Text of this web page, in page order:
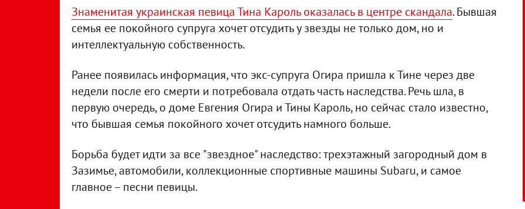
Знаменитая украинская певица Тина Кароль оказалась в центре скандала. Бывшая
семья ее покойного супруга хочет отсудить у звезды не только дом, но и
интеллектуальную собственность.
Ранее появилась информация, что экс-супруга Огира пришла к Тине через две
недели после его смерти и потребовала отдать часть наследства. Речь шла, в
первую очередь, о доме Евгения Огира и Тины Кароль, но сейчас стало известно,
что бывшая семья покойного хочет отсудить намного больше.
Борьба будет идти за все "звездное" наследство: трехэтажный загородный дом в
Зазимье, автомобили, коллекционные спортивные машины Subaru, и самое
главное – песни певицы.